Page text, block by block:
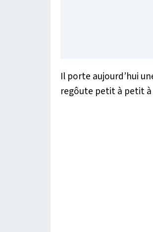
Il porte aujourd’hui
regôute petit à petit à